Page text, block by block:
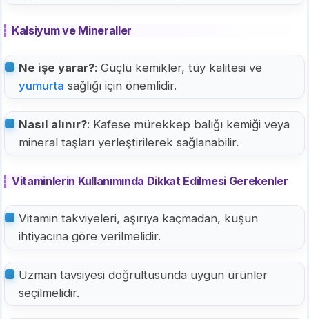
Kalsiyum ve Mineraller
Ne işe yarar?: Güçlü kemikler, tüy kalitesi ve
yumurta sağlığı için önemlidir.
Nasıl alınır?: Kafese mürekkep balığı kemiği veya
mineral taşları yerleştirilerek sağlanabilir.
Vitaminlerin Kullanımında Dikkat Edilmesi Gerekenler
Vitamin takviyeleri, aşırıya kaçmadan, kuşun
ihtiyacına göre verilmelidir.
Uzman tavsiyesi doğrultusunda uygun ürünler
seçilmelidir.